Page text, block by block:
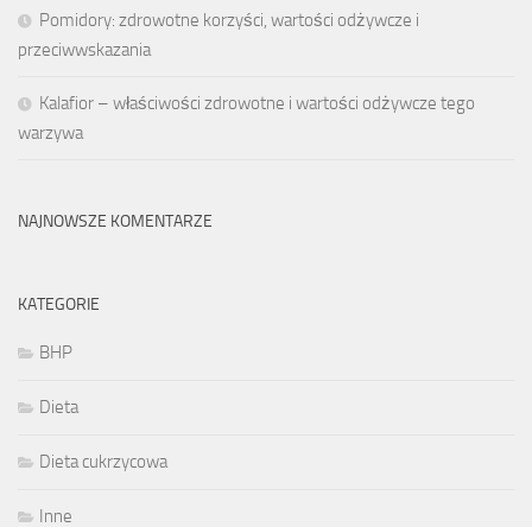
Pomidory: zdrowotne korzyści, wartości odżywcze i
przeciwwskazania
Kalafior – właściwości zdrowotne i wartości odżywcze tego
warzywa
NAJNOWSZE KOMENTARZE
KATEGORIE
BHP
Dieta
Dieta cukrzycowa
Inne